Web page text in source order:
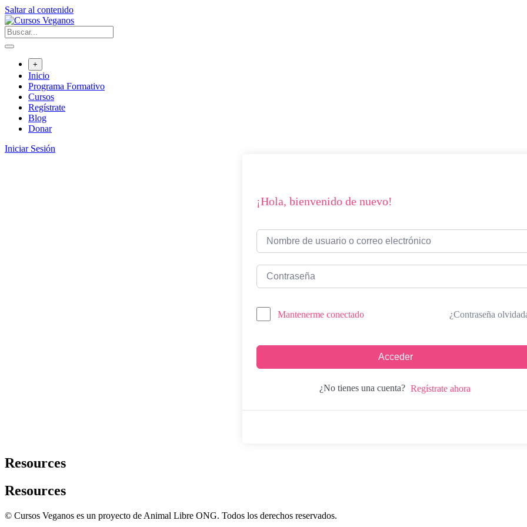
Saltar al contenido
+
Inicio
Programa Formativo
Cursos
Regístrate
Blog
Donar
Iniciar Sesión
¡Hola, bienvenido de nuevo!
Mantenerme conectado ¿Contraseña
Acceder
¿No tienes una cuenta? Regístrate ahora
Resources
Resources
© Cursos Veganos es un proyecto de Animal Libre ONG. Todos los derechos reservados.